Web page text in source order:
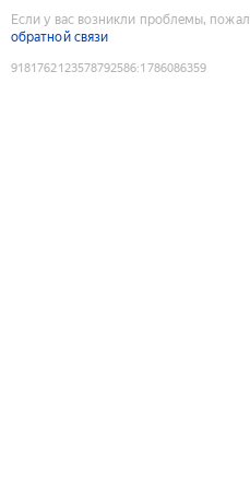
Если у вас возникли проблемы,
обратной связи
9181762123578792586:1786086359